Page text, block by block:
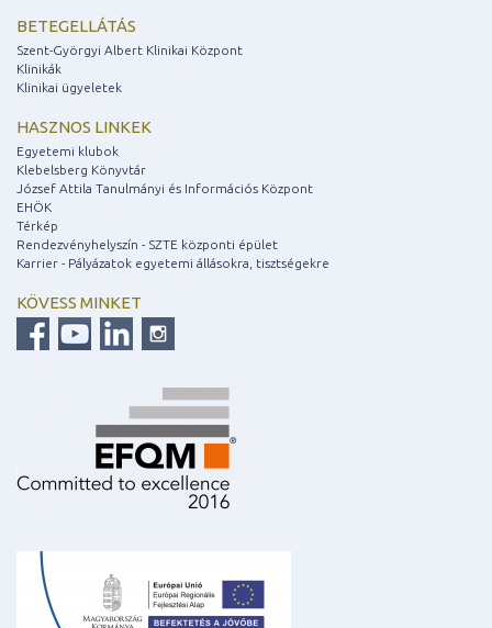
BETEGELLÁTÁS
Szent-Györgyi Albert Klinikai Központ
Klinikák
Klinikai ügyeletek
HASZNOS LINKEK
Egyetemi klubok
Klebelsberg Könyvtár
József Attila Tanulmányi és Információs Központ
EHÖK
Térkép
Rendezvényhelyszín - SZTE központi épület
Karrier - Pályázatok egyetemi állásokra, tisztségekre
KÖVESS MINKET